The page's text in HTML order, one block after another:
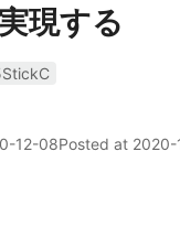
現する
12-08Posted at 2020-